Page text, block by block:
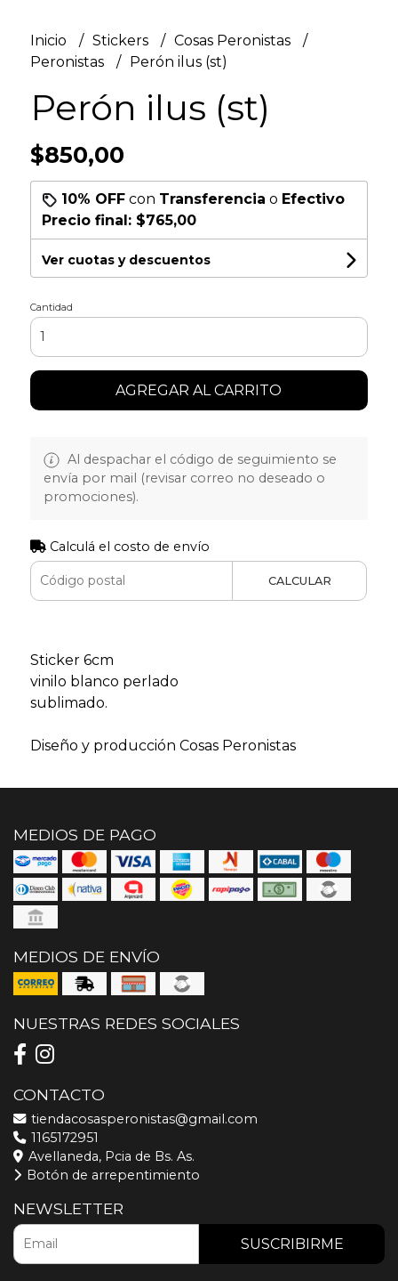
Inicio Stickers
Cosas Peronistas
Peronistas
Perón ilus (st)
Perón ilus (st)
$850,00
10% OFFcon Transferencia o Efectivo
Precio final: $765,00
Ver cuotas y descuentos
Cantidad
AGREGAR AL CARRITO
Al despachar el código de seguimiento se
envía por mail (revisar correo no deseado o
promociones).
Calculá el costo de envío
CALCULAR
Sticker 6cm
vinilo blanco perlado
sublimado.
Diseño y producción Cosas Peronistas
MEDIOS DE PAGO
MEDIOS DE ENVÍO
NUESTRAS REDES SOCIALES
CONTACTO
tiendacosasperonistas@gmail.com
1165172951
Avellaneda, Pcia de Bs. As.
Botón de arrepentimiento
NEWSLETTER
SUSCRIBIRME